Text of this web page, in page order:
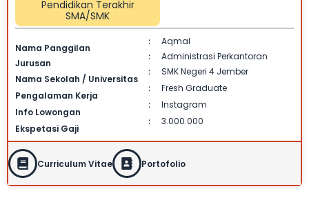
Pendidikan Terakhir
SMA/SMK
Nama Panggilan
:
Aqmal
Jurusan
:
Administrasi Perkantoran
Nama Sekolah / Universitas
: SMK Negeri 4 Jember
Pengalaman Kerja
: Fresh Graduate
Info Lowongan
: Instagram
Ekspetasi Gaji
: 3.000.000
Curriculum Vitae Portofolio